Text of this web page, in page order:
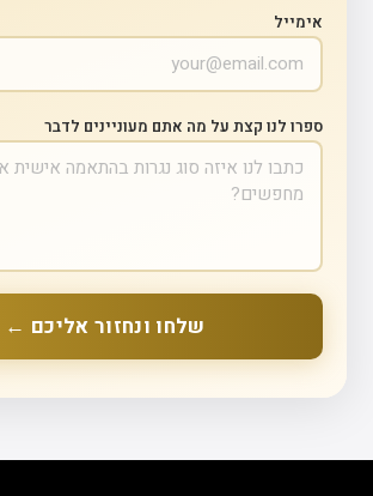
אימייל
ספרו לנו קצת על מה אתם מעוניינים לדבר
שלחו ונחזור אליכם ←